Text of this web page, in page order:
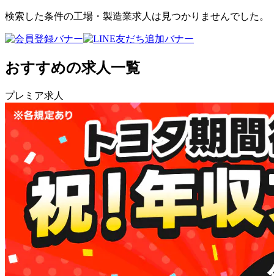
検索した条件の工場・製造業求人は見つかりませんでした。
おすすめの求人一覧
プレミア求人